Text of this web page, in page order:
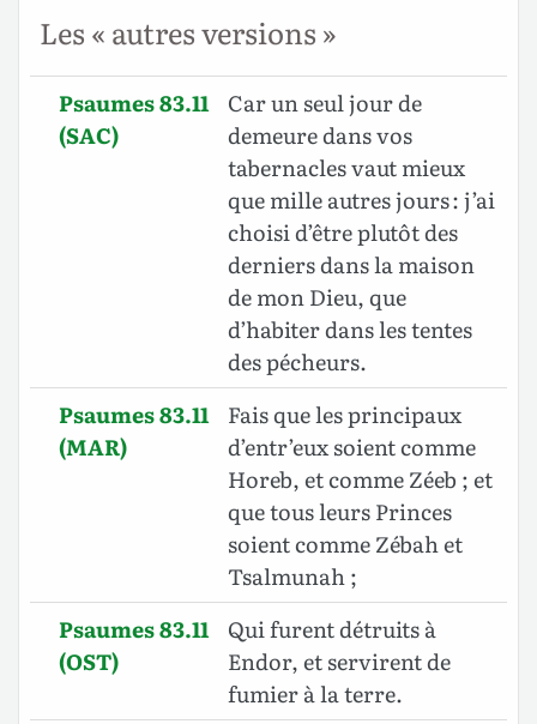
Les « autres versions »
Psaumes 83.11
(SAC)
Car un seul jour de
demeure dans vos
tabernacles vaut mieux
que mille autres jours : j’ai
choisi d’être plutôt des
derniers dans la maison
de mon Dieu, que
d’habiter dans les tentes
des pécheurs.
Psaumes 83.11
(MAR)
Fais que les principaux
d’entr’eux soient comme
Horeb, et comme Zéeb ; et
que tous leurs Princes
soient comme Zébah et
Tsalmunah ;
Psaumes 83.11
(OST)
Qui furent détruits à
Endor, et servirent de
fumier à la terre.